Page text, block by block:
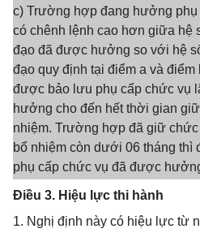
c) Trường hợp đang hưởng
có chênh lệnh cao hơn giữa hệ
đạo đã được hưởng so với hệ
đạo quy định tại điểm a và
được bảo lưu phụ cấp chức vụ
hưởng cho đến hết thời gian
nhiệm. Trường hợp đã giữ
bổ nhiệm còn dưới 06 tháng
phụ cấp chức vụ đã được
Điều 3. Hiệu lực thi hành
1. Nghị định này có hiệu lực từ